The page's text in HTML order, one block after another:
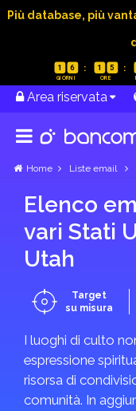
Più database, più
1 6 1 5
Area riservata
Home Liste email
Elenco
vari Stati
Utah
Target
su misura
I luoghi di culto
espressione
risorsa di
comunità. In